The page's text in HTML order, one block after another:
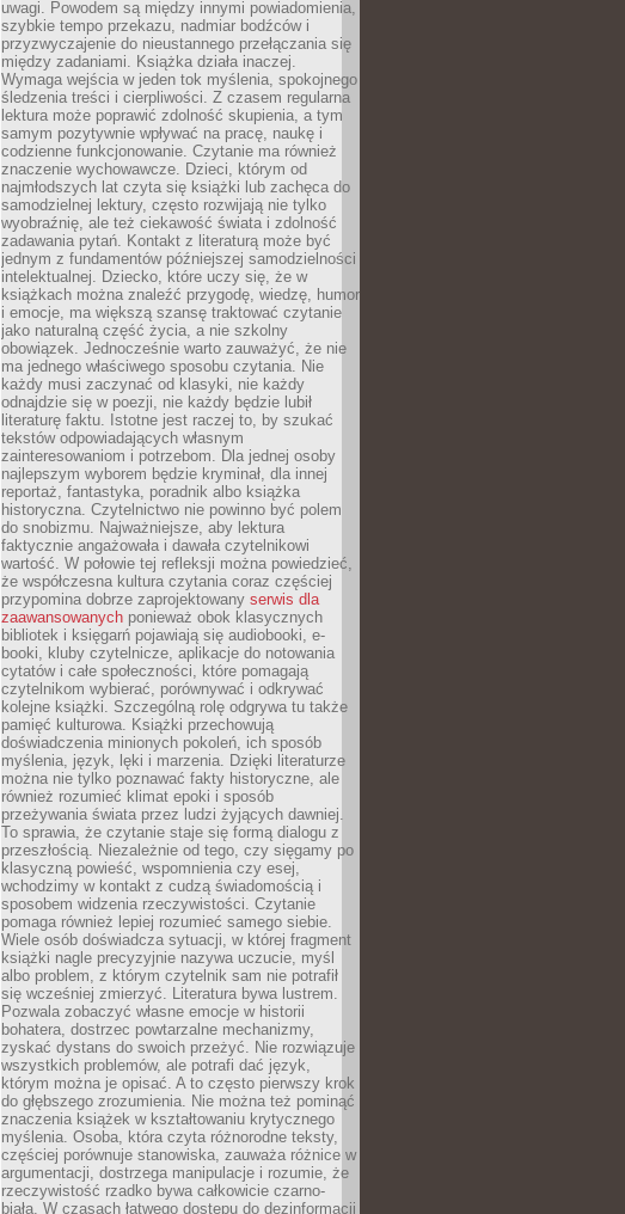
uwagi. Powodem są między innymi powiadomienia,
szybkie tempo przekazu, nadmiar bodźców i
przyzwyczajenie do nieustannego przełączania się
między zadaniami. Książka działa inaczej.
Wymaga wejścia w jeden tok myślenia, spokojnego
śledzenia treści i cierpliwości. Z czasem regularna
lektura może poprawić zdolność skupienia, a tym
samym pozytywnie wpływać na pracę, naukę i
codzienne funkcjonowanie. Czytanie ma również
znaczenie wychowawcze. Dzieci, którym od
najmłodszych lat czyta się książki lub zachęca do
samodzielnej lektury, często rozwijają nie tylko
wyobraźnię, ale też ciekawość świata i zdolność
zadawania pytań. Kontakt z literaturą może być
jednym z fundamentów późniejszej samodzielności
intelektualnej. Dziecko, które uczy się, że w
książkach można znaleźć przygodę, wiedzę, humor
i emocje, ma większą szansę traktować czytanie
jako naturalną część życia, a nie szkolny
obowiązek. Jednocześnie warto zauważyć, że nie
ma jednego właściwego sposobu czytania. Nie
każdy musi zaczynać od klasyki, nie każdy
odnajdzie się w poezji, nie każdy będzie lubił
literaturę faktu. Istotne jest raczej to, by szukać
tekstów odpowiadających własnym
zainteresowaniom i potrzebom. Dla jednej osoby
najlepszym wyborem będzie kryminał, dla innej
reportaż, fantastyka, poradnik albo książka
historyczna. Czytelnictwo nie powinno być polem
do snobizmu. Najważniejsze, aby lektura
faktycznie angażowała i dawała czytelnikowi
wartość. W połowie tej refleksji można powiedzieć,
że współczesna kultura czytania coraz częściej
przypomina dobrze zaprojektowany serwis dla
zaawansowanych ponieważ obok klasycznych
bibliotek i księgarń pojawiają się audiobooki, e-
booki, kluby czytelnicze, aplikacje do notowania
cytatów i całe społeczności, które pomagają
czytelnikom wybierać, porównywać i odkrywać
kolejne książki. Szczególną rolę odgrywa tu także
pamięć kulturowa. Książki przechowują
doświadczenia minionych pokoleń, ich sposób
myślenia, język, lęki i marzenia. Dzięki literaturze
można nie tylko poznawać fakty historyczne, ale
również rozumieć klimat epoki i sposób
przeżywania świata przez ludzi żyjących dawniej.
To sprawia, że czytanie staje się formą dialogu z
przeszłością. Niezależnie od tego, czy sięgamy po
klasyczną powieść, wspomnienia czy esej,
wchodzimy w kontakt z cudzą świadomością i
sposobem widzenia rzeczywistości. Czytanie
pomaga również lepiej rozumieć samego siebie.
Wiele osób doświadcza sytuacji, w której fragment
książki nagle precyzyjnie nazywa uczucie, myśl
albo problem, z którym czytelnik sam nie potrafił
się wcześniej zmierzyć. Literatura bywa lustrem.
Pozwala zobaczyć własne emocje w historii
bohatera, dostrzec powtarzalne mechanizmy,
zyskać dystans do swoich przeżyć. Nie rozwiązuje
wszystkich problemów, ale potrafi dać język,
którym można je opisać. A to często pierwszy krok
do głębszego zrozumienia. Nie można też pominąć
znaczenia książek w kształtowaniu krytycznego
myślenia. Osoba, która czyta różnorodne teksty,
częściej porównuje stanowiska, zauważa różnice w
argumentacji, dostrzega manipulacje i rozumie, że
rzeczywistość rzadko bywa całkowicie czarno-
biała. W czasach łatwego dostępu do dezinformacji